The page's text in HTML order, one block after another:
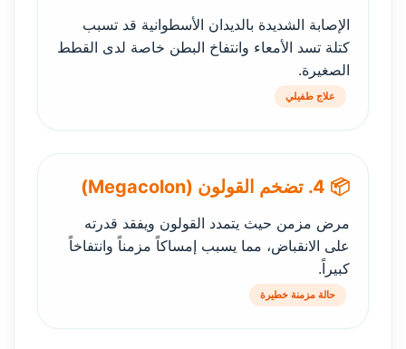
الإصابة الشديدة بالديدان الأسطوانية قد تسبب
كتلة تسد الأمعاء وانتفاخ البطن خاصة لدى القطط
الصغيرة.
علاج طفيلي
📦 4. تضخم القولون (Megacolon)
مرض مزمن حيث يتمدد القولون ويفقد قدرته
على الانقباض، مما يسبب إمساكاً مزمناً وانتفاخاً
كبيراً.
حالة مزمنة خطيرة